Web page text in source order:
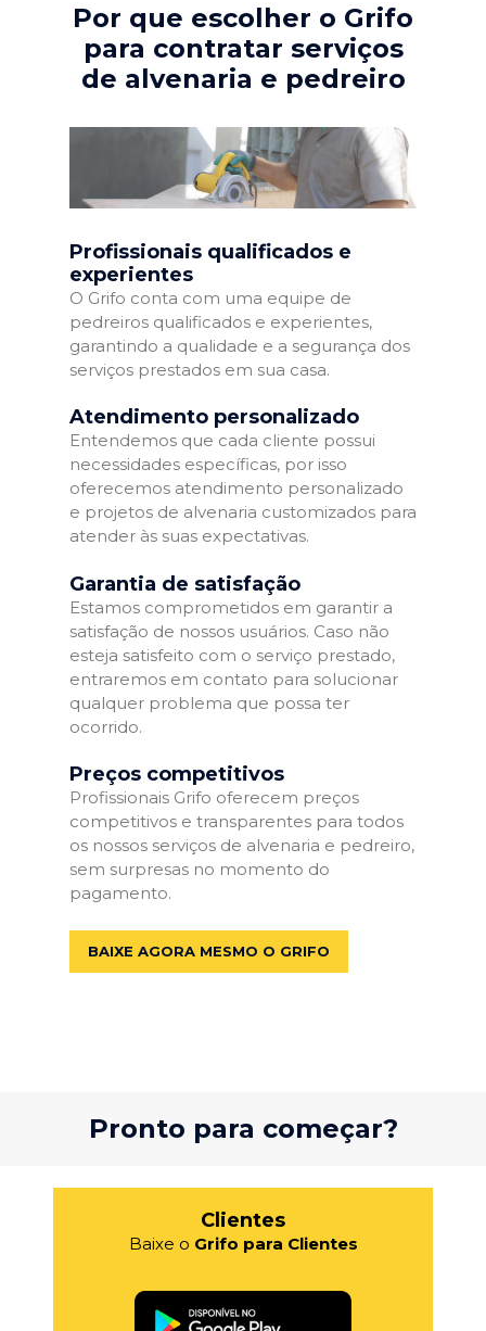
Por que escolher o Grifo
para contratar serviços
de alvenaria e pedreiro
Profissionais qualificados e
experientes
O Grifo conta com uma equipe de
pedreiros qualificados e experientes,
garantindo a qualidade e a segurança dos
serviços prestados em sua casa.
Atendimento personalizado
Entendemos que cada cliente possui
necessidades específicas, por isso
oferecemos atendimento personalizado
e projetos de alvenaria customizados para
atender às suas expectativas.
Garantia de satisfação
Estamos comprometidos em garantir a
satisfação de nossos usuários. Caso não
esteja satisfeito com o serviço prestado,
entraremos em contato para solucionar
qualquer problema que possa ter
ocorrido.
Preços competitivos
Profissionais Grifo oferecem preços
competitivos e transparentes para todos
os nossos serviços de alvenaria e pedreiro,
sem surpresas no momento do
pagamento.
BAIXE AGORA MESMO O GRIFO
Pronto para começar?
Clientes
Baixe o Grifo para Clientes